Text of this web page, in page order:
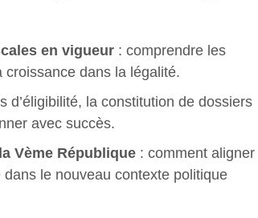
en vigueur : comprendre les
dans la légalité.
d’éligibilité, la constitution de dossiers
avec succès.
Vème République : comment aligner
le nouveau contexte politique